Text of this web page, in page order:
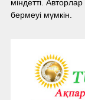
міндетті.
бермеуі мүмкін.